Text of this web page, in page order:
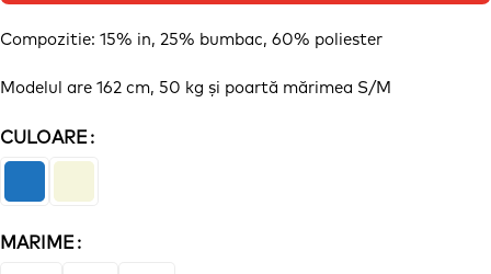
Compozitie: 15% in, 25% bumbac, 60% poliester
Modelul are 162 cm, 50 kg și poartă mărimea S/M
CULOARE
MARIME